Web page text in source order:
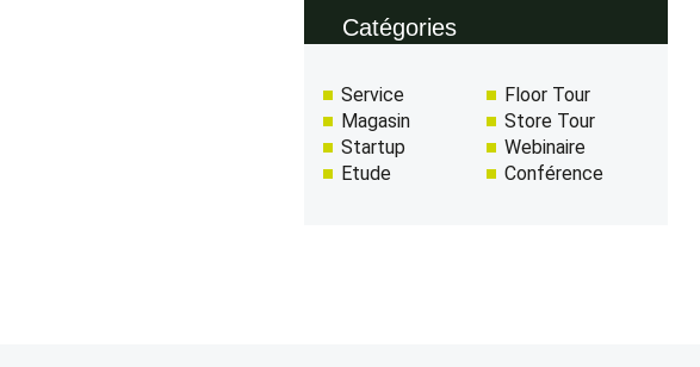
Catégories
Service
Magasin
Startup
Etude
Floor Tour
Store Tour
Webinaire
Conférence